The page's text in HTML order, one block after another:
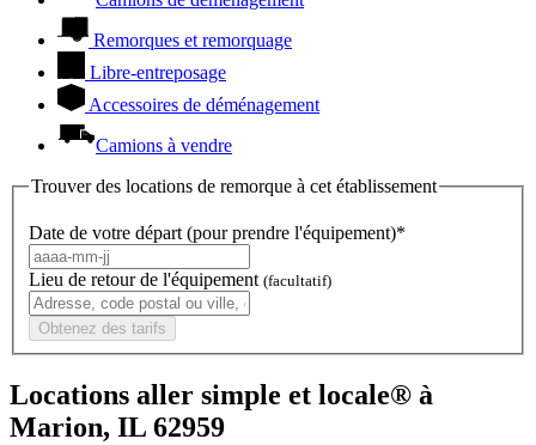
Remorques et remorquage
Libre-entreposage
Accessoires de déménagement
Camions à vendre
Trouver des locations de remorque à cet établissement
Date de votre départ (pour prendre l'équipement)*
Lieu de retour de l'équipement (facultatif)
Obtenez des tarifs
Locations aller simple et locale® à
Marion, IL 62959